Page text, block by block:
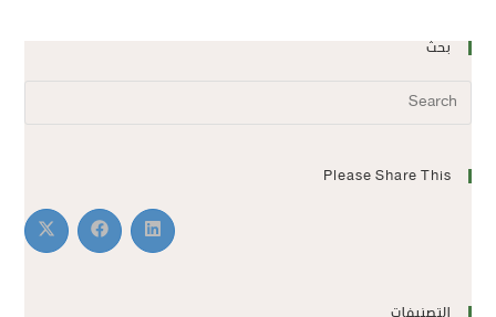
بحث
Please Share This